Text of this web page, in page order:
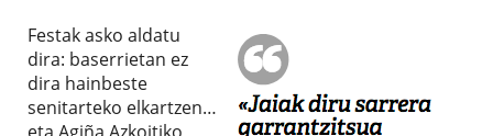
Festak asko aldatu
dira: baserrietan ez
dira hainbeste
senitarteko elkartzen…